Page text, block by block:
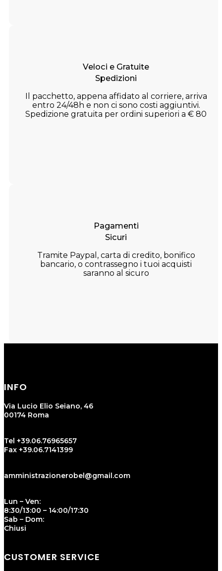
Veloci e Gratuite
Spedizioni
Il pacchetto, appena affidato al corriere, arriva
entro 24/48h e non ci sono costi aggiuntivi.
Spedizione gratuita per ordini superiori a € 80
Pagamenti
Sicuri
Tramite Paypal, carta di credito, bonifico
bancario, o contrassegno i tuoi acquisti
saranno al sicuro
INFO
Via Lucio Elio Seiano, 46
00174 Roma
Tel +39.06.76965657
Fax +39.06.7141399
amministrazionerobel@gmail.com
Lun – Ven:
8:30/13:00 – 14:00/17:30
Sab – Dom:
Chiusi
CUSTOMER SERVICE